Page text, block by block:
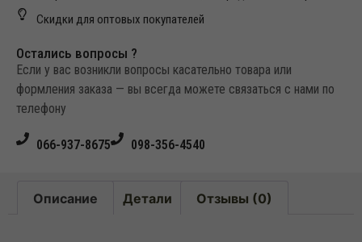
Скидки для оптовых покупателей
Остались вопросы ?
Если у вас возникли вопросы касательно товара или
формления заказа — вы всегда можете связаться с нами по
телефону
066-937-8675 098-356-4540
Описание Детали Отзывы (0)